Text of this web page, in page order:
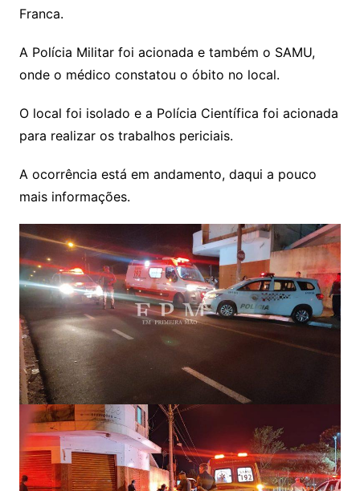
Franca.
A Polícia Militar foi acionada e também o SAMU,
onde o médico constatou o óbito no local.
O local foi isolado e a Polícia Científica foi acionada
para realizar os trabalhos periciais.
A ocorrência está em andamento, daqui a pouco
mais informações.